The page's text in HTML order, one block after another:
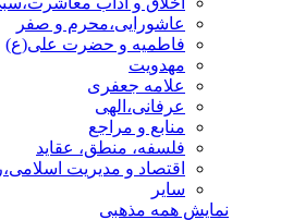
عاشورایی،محرم و صفر
فاطمیه و حضرت علی(ع)
مهدویت
علامه جعفری
عرفانی،الهی
منابع و مراجع
فلسفه، منطق، عقاید
اقتصاد و مدیریت
سایر
نمایش همه مذهبی